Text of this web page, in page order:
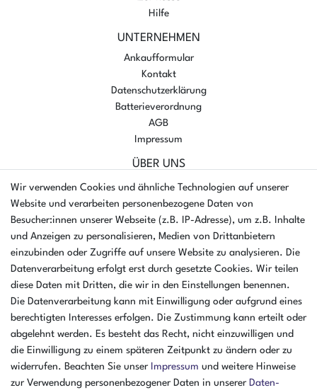
Hilfe
UNTERNEHMEN
Ankaufformular
Kontakt
Datenschutzerklärung
Batterieverordnung
AGB
Impressum
ÜBER UNS
AMIKON GMBH
Einsteinstr. 8a
46325 Borken
Deutschland
Öffnungszeiten Montag - Donnerstag
07:30 - 16:00 Uhr
Öffnungszeiten Freitag
07:30 - 15:00 Uhr
Wir verwenden Cookies und ähnliche Technologien auf unserer
Website und verarbeiten personenbezogene Daten von
Besucher:innen unserer Webseite (z.B. IP-Adresse), um z.B. Inhalte
und Anzeigen zu personalisieren, Medien von Drittanbietern
einzubinden oder Zugriffe auf unsere Website zu analysieren. Die
Datenverarbeitung erfolgt erst durch gesetzte Cookies. Wir teilen
diese Daten mit Dritten, die wir in den Einstellungen benennen.
Die Datenverarbeitung kann mit Einwilligung oder aufgrund eines
berechtigten Interesses erfolgen. Die Zustimmung kann erteilt oder
abgelehnt werden. Es besteht das Recht, nicht einzuwilligen und
die Einwilligung zu einem späteren Zeitpunkt zu ändern oder zu
widerrufen. Beachten Sie unser Impressum und weitere Hinweise
zur Verwendung personenbezogener Daten in unserer Daten­